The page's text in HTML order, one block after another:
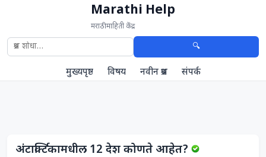
Marathi Help
मराठी माहिती केंद्र
🔍
मुख्यपृष्ठ विषय नवीन प्रश्न संपर्क
अंटार्क्टिकामधील 12 देश कोणते आहेत?